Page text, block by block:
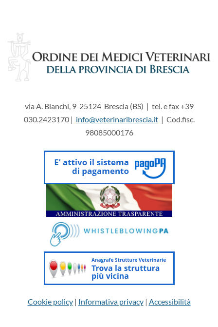
via A. Bianchi, 9 25124 Brescia (BS) | tel. e fax +39
030.2423170 | info@veterinaribrescia.it| Cod.fisc.
98085000176
Cookie policy| Informativa privacy| Accessibilità